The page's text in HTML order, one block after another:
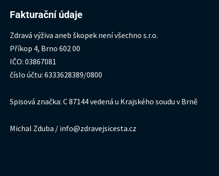
Fakturační údaje
Zdravá výživa aneb škopek není všechno s.r.o.
Příkop 4, Brno 602 00
IČO: 03867081
číslo účtu: 6333628389/0800
Spisová značka: C 87144 vedená u Krajského soudu v Brně
Michal Zduba / info@zdravejsicesta.cz